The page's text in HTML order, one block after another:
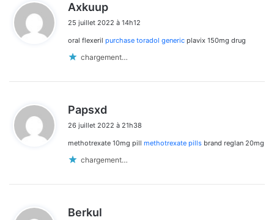
Axkuup
t
25 juillet 2022 à 14h12
oral flexeril purchase toradol generic plavix 150mg drug
chargement…
Papsxd
t
26 juillet 2022 à 21h38
methotrexate 10mg pill methotrexate pills brand reglan 20mg
chargement…
Berkul